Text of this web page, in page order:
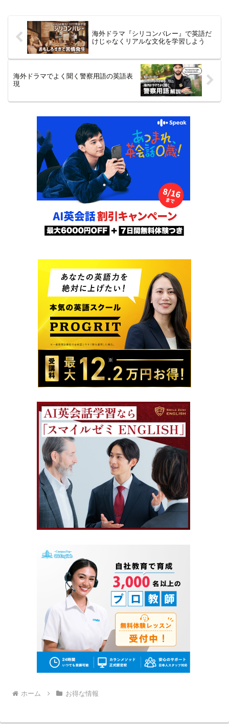
を紹介しています。これを読めば
いきなりの撃沈を回避できます
よ！
海外ドラマ『シリコンバレー』で英語だ
けじゃなくリアルな文化を学習しよう
海外ドラマでよく聞く警察用語の英語表
現
ホーム お得な情報